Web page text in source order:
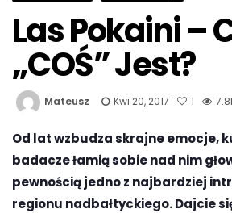
Las Pokaini –
„COŚ” Jest?
Mateusz Kwi 20, 2017 1
Od lat wzbudza skrajne emocje,
badacze łamią sobie nad nim
pewnością jedno z najbardziej
regionu nadbałtyckiego. Dajcie